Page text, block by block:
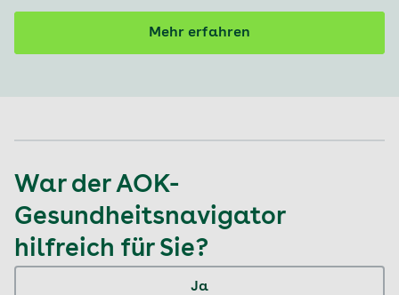
Mehr erfahren
War der AOK-
Gesundheitsnavigator
hilfreich für Sie?
Ja